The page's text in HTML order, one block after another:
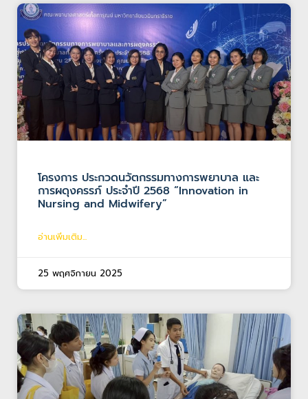
โครงการ ประกวดนวัตกรรมทางการพยาบาล และ
การผดุงครรภ์ ประจำปี 2568 “Innovation in
Nursing and Midwifery”
อ่านเพิ่มเติม...
25 พฤศจิกายน 2025